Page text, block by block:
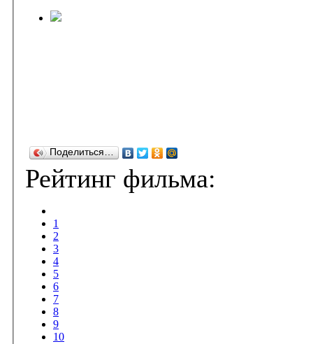
Поделиться…
Рейтинг фильма:
1
2
3
4
5
6
7
8
9
10